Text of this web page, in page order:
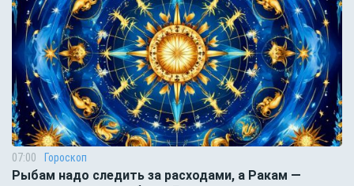
07:00 Гороскоп
Рыбам надо следить за расходами, а Ракам —